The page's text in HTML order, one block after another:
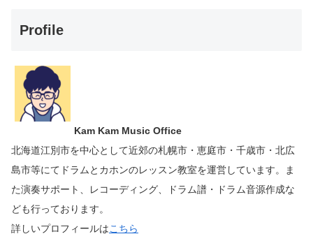
Profile
Kam Kam Music Office
北海道江別市を中心として近郊の札幌市・恵庭市・千歳市・北広
島市等にて ドラムとカホンのレッスン教室を運営しています。
ま
た演奏サポート、レコーディング、ドラム譜・ドラム音源作成な
ども行っております。
詳しいプロフィールはこちら